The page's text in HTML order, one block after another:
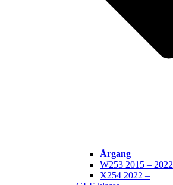
Årgang
W253 2015 – 2022
X254 2022 –